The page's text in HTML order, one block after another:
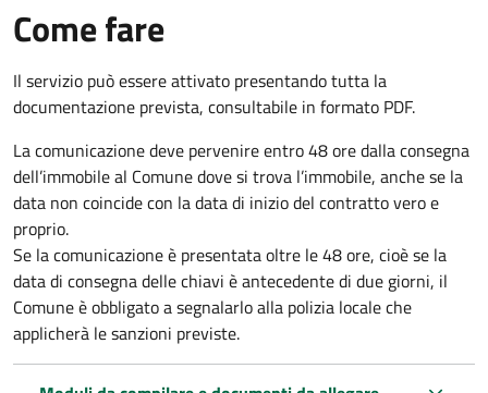
Come fare
Il servizio può essere attivato presentando tutta la
documentazione prevista, consultabile in formato PDF.
La comunicazione deve pervenireentro 48 oredalla consegna
dell’immobile al Comune dove si trova l’immobile, anche se la
data non coincide con la data di inizio del contratto vero e
proprio.
Se la comunicazione è presentata oltre le 48 ore, cioè se la
data di consegna delle chiavi è antecedente di due giorni, il
Comune è obbligato a segnalarlo alla polizia locale che
applicherà le sanzioni previste.